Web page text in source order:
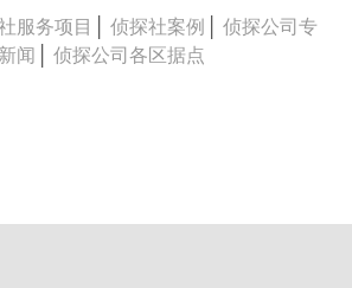
服务项目 │侦探社案例 │侦探公司专
闻 │侦探公司各区据点